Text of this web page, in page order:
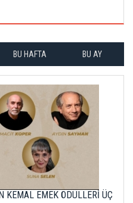
BU HAFTA BU AY
KEMAL EMEK ÖDÜLLERİ ÜÇ